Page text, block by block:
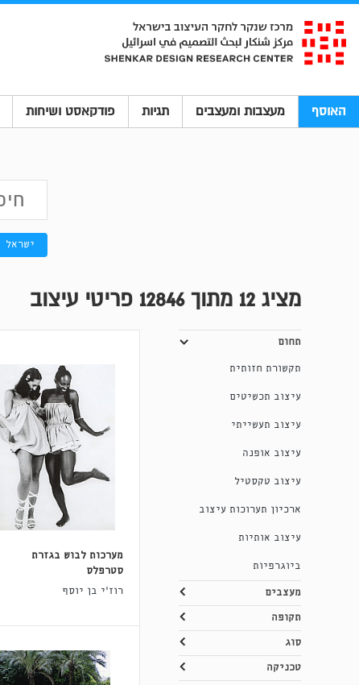
האוסף מעצבות ומעצבים תגיות פודקאסט ושיחות
ישראל
מציג 12 מתוך 12846 פריטי עיצוב
תחום
תקשורת חזותית
עיצוב תכשיטים
עיצוב תעשייתי
עיצוב אופנה
עיצוב טקסטיל
ארכיון תערוכות עיצוב
עיצוב אותיות
ביוגרפיות
מעצבים
תקופה
סוג
טכניקה
מערכות לבוש בגזרת
סטרפלס
רוז'י בן יוסף